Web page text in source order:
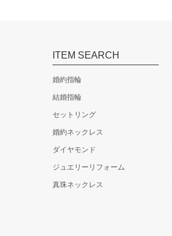
ITEM SEARCH
婚約指輪
結婚指輪
セットリング
婚約ネックレス
ダイヤモンド
ジュエリーリフォーム
真珠ネックレス